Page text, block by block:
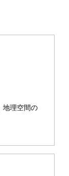
地理空間の